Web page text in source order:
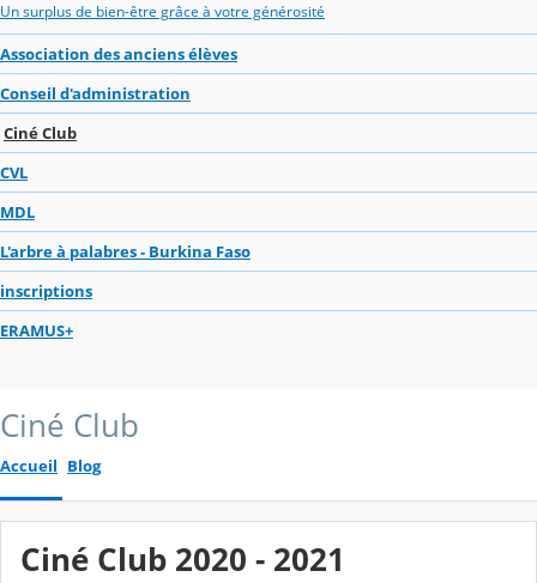
Un surplus de bien-être grâce à votre générosité
Association des anciens élèves
Conseil d'administration
Ciné Club
CVL
MDL
L'arbre à palabres - Burkina Faso
inscriptions
ERAMUS+
Ciné Club
Accueil Blog
Ciné Club 2020 - 2021